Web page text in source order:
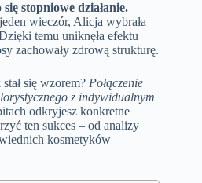
stopniowe działanie.
wieczór, Alicja wybrała
temu uniknęła efektu
zachowały zdrową strukturę.
się wzorem? Połączenie
z indywidualnym
odkryjesz konkretne
ten sukces – od analizy
kosmetyków